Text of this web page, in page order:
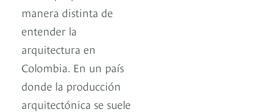
manera distinta de
entender la
arquitectura en
Colombia. En un país
donde la producción
arquitectónica se suele